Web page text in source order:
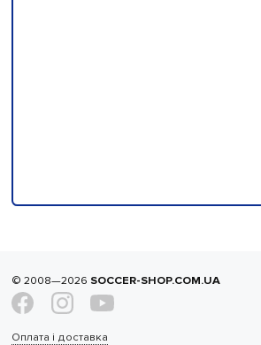
© 2008—2026 SOCCER-SHOP.COM.UA
Оплата і доставка